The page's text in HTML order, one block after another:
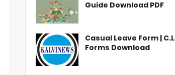
Guide Download PDF
Casual Leave Form | C.L
Forms Download